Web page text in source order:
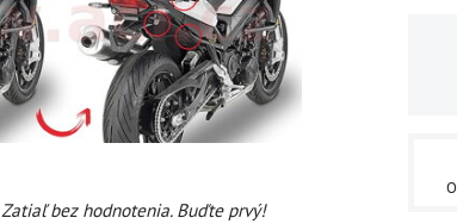
Zatiaľ bez hodnotenia. Buďte prvý!